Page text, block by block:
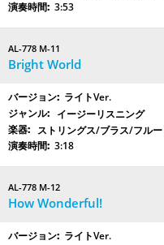
3:53
AL-778 M-11
Bright World
ライトVer.
イージーリスニング
ストリングス/ブラス/フル
3:18
AL-778 M-12
How Wonderful!
ライトVer.